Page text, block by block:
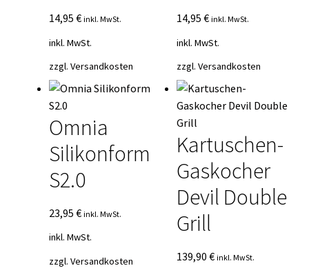
14,95 € inkl. MwSt.
inkl. MwSt.
zzgl. Versandkosten
14,95€ inkl. MwSt.
inkl. MwSt.
zzgl.Versandkosten
Omnia
Silikonform
S2.0
23,95 € inkl. MwSt.
inkl. MwSt.
zzgl. Versandkosten
Kartuschen-
Gaskocher
Devil Double
Grill
139,90€ inkl. MwSt.